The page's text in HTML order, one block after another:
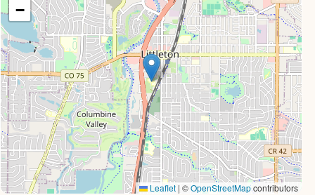
−
Leaflet | ©OpenStreetMapcontributors